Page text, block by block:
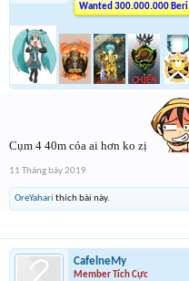
Wanted 300.000.000 Beri
Cụm 4 40m cóa ai hơn ko zị
11 Tháng bảy 2019
OreYahari thích bài này.
CafelneMy
Member Tích Cực